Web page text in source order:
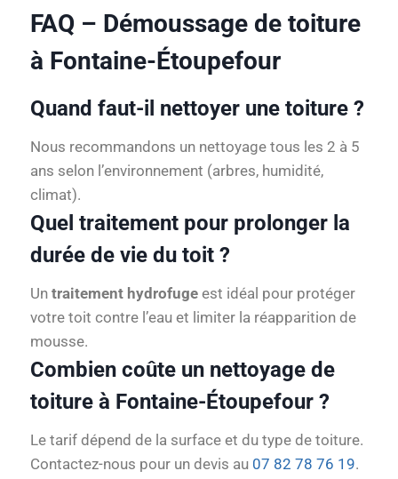
FAQ – Démoussage de toiture
à Fontaine-Étoupefour
Quand faut-il nettoyer une toiture ?
Nous recommandons un nettoyage tous les 2 à 5
ans selon l’environnement (arbres, humidité,
climat).
Quel traitement pour prolonger la
durée de vie du toit ?
Un traitement hydrofuge est idéal pour protéger
votre toit contre l’eau et limiter la réapparition de
mousse.
Combien coûte un nettoyage de
toiture à Fontaine-Étoupefour ?
Le tarif dépend de la surface et du type de toiture.
Contactez-nous pour un devis au 07 82 78 76 19.